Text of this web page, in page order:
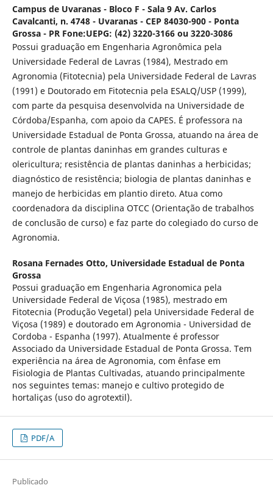
Campus de Uvaranas - Bloco F - Sala 9 Av. Carlos
Cavalcanti, n. 4748 - Uvaranas - CEP 84030-900 - Ponta
Grossa - PR Fone:UEPG: (42) 3220-3166 ou 3220-3086
Possui graduação em Engenharia Agronômica pela
Universidade Federal de Lavras (1984), Mestrado em
Agronomia (Fitotecnia) pela Universidade Federal de Lavras
(1991) e Doutorado em Fitotecnia pela ESALQ/USP (1999),
com parte da pesquisa desenvolvida na Universidade de
Córdoba/Espanha, com apoio da CAPES. É professora na
Universidade Estadual de Ponta Grossa, atuando na área de
controle de plantas daninhas em grandes culturas e
olericultura; resistência de plantas daninhas a herbicidas;
diagnóstico de resistência; biologia de plantas daninhas e
manejo de herbicidas em plantio direto. Atua como
coordenadora da disciplina OTCC (Orientação de trabalhos
de conclusão de curso) e faz parte do colegiado do curso de
Agronomia.
Rosana Fernades Otto, Universidade Estadual de Ponta
Grossa
Possui graduação em Engenharia Agronomica pela
Universidade Federal de Viçosa (1985), mestrado em
Fitotecnia (Produção Vegetal) pela Universidade Federal de
Viçosa (1989) e doutorado em Agronomia - Universidad de
Cordoba - Espanha (1997). Atualmente é professor
Associado da Universidade Estadual de Ponta Grossa. Tem
experiência na área de Agronomia, com ênfase em
Fisiologia de Plantas Cultivadas, atuando principalmente
nos seguintes temas: manejo e cultivo protegido de
hortaliças (uso do agrotextil).
PDF/A
Publicado